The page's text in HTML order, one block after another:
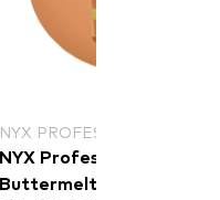
NYX PROFESSIONAL
NYX Professional
Buttermelt Glaze Soft